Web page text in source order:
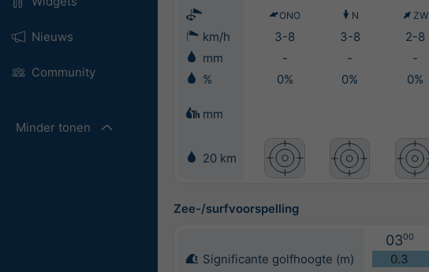
Nieuws
Community
Minder tonen
ONO N ZW
km/h 3-8 3-8 2-8
mm
- - -
%
0% 0% 0%
mm
20 km
Zee-/surfvoorspelling
0300
Significante golfhoogte (m) 0.3